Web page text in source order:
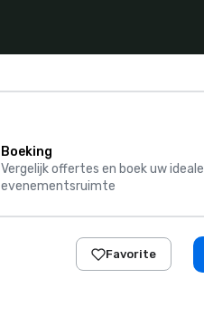
Boeking
Vergelijk offertes en boek uw ideale
evenementsruimte
Favorite